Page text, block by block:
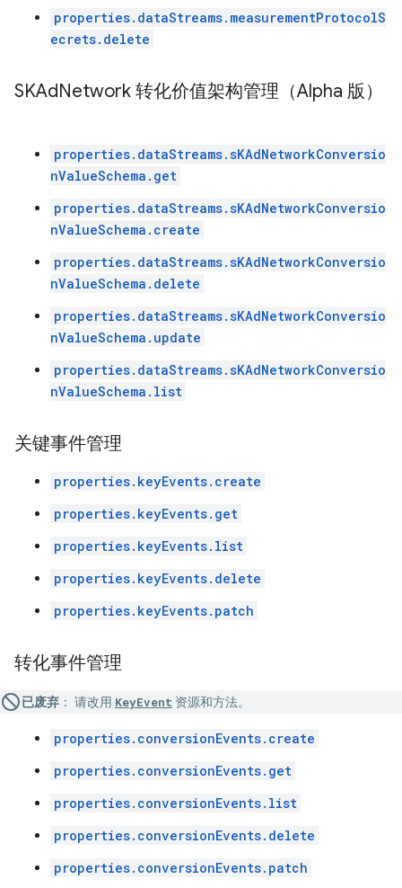
properties.dataStreams.measurementProtocolS
ecrets.delete
SKAdNetwork 转化价值架构管理（Alpha 版）
properties.dataStreams.sKAdNetworkConversio
nValueSchema.get
properties.dataStreams.sKAdNetworkConversio
nValueSchema.create
properties.dataStreams.sKAdNetworkConversio
nValueSchema.delete
properties.dataStreams.sKAdNetworkConversio
nValueSchema.update
properties.dataStreams.sKAdNetworkConversio
nValueSchema.list
关键事件管理
properties.keyEvents.create
properties.keyEvents.get
properties.keyEvents.list
properties.keyEvents.delete
properties.keyEvents.patch
转化事件管理
已废弃 ： 请改用 KeyEvent 资源和方法。
properties.conversionEvents.create
properties.conversionEvents.get
properties.conversionEvents.list
properties.conversionEvents.delete
properties.conversionEvents.patch